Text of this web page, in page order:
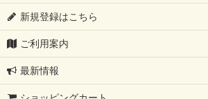
新規登録はこちら
ご利用案内
最新情報